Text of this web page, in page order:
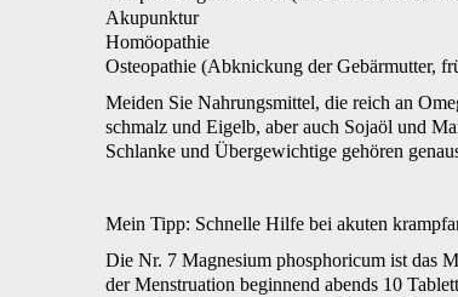
Akupunktur
Homöopathie
Osteopathie (Abknickung der Gebärmutter,
Meiden Sie Nahrungsmittel, die reich an
schmalz und Eigelb, aber auch Sojaöl und
Schlanke und Übergewichtige gehören
Mein Tipp: Schnelle Hilfe bei akuten
Die Nr. 7 Magnesium phosphoricum ist das
der Menstruation beginnend abends 10